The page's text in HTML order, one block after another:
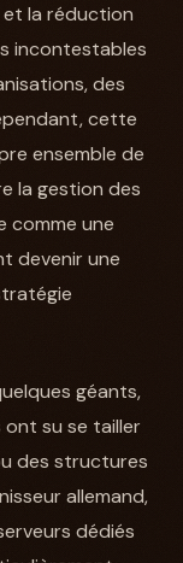
et la réduction
incontestables
des
cette
ensemble de
la gestion des
comme une
devenir une
géants,
su se tailler
des structures
allemand,
dédiés